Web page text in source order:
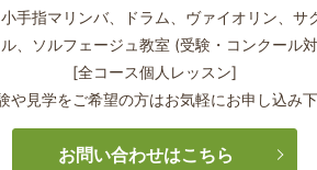
手指マリンバ、ドラム、ヴァイオリン、サ
、ソルフェージュ教室 (受験・コンクール
[全コース個人レッスン]
や見学をご希望の方はお気軽にお申し込み
お問い合わせはこちら